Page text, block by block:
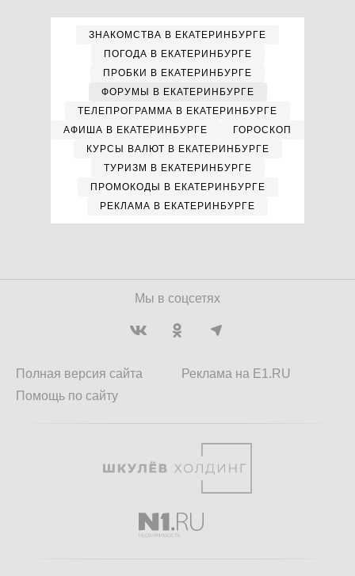
ЗНАКОМСТВА В ЕКАТЕРИНБУРГЕ
ПОГОДА В ЕКАТЕРИНБУРГЕ
ПРОБКИ В ЕКАТЕРИНБУРГЕ
ФОРУМЫ В ЕКАТЕРИНБУРГЕ
ТЕЛЕПРОГРАММА В ЕКАТЕРИНБУРГЕ
АФИША В ЕКАТЕРИНБУРГЕ
ГОРОСКОП
КУРСЫ ВАЛЮТ В ЕКАТЕРИНБУРГЕ
ТУРИЗМ В ЕКАТЕРИНБУРГЕ
ПРОМОКОДЫ В ЕКАТЕРИНБУРГЕ
РЕКЛАМА В ЕКАТЕРИНБУРГЕ
Мы в соцсетях
Полная версия сайта
Помощь по сайту
Реклама на E1.RU